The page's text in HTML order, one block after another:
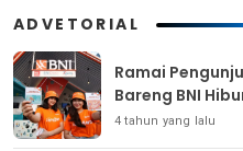
ADVETORIAL
Ramai
Bareng BNI
4 tahun yang lalu